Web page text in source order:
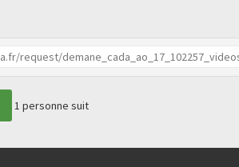
1 personne suit